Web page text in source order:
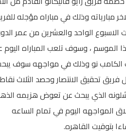
مبارياته وذلك في مباراه مؤجله
الواحد والعشرين من عمر
الموسم ، وسوف تلعب المباراه
الكامب نو وذلك في مواجهه سوف
تحقيق الانتصار وحصد الثلاث نقاط
الذي يبحث عن تعوض هزيمه
المواجهه اليوم في تمام الساعه
بتوقيت القاهره.